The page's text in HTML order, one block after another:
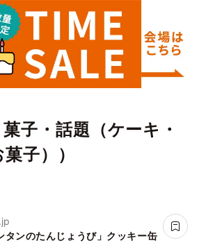
子・話題（ケーキ・
子））
タンのたんじょうび」クッキー缶